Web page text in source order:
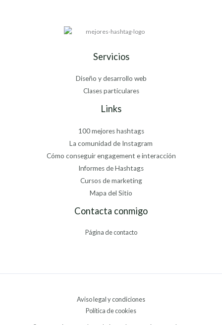
Servicios
Diseño y desarrollo web
Clases particulares
Links
100 mejores hashtags
La comunidad de Instagram
Cómo conseguir engagement e interacción
Informes de Hashtags
Cursos de marketing
Mapa del Sitio
Contacta conmigo
Página de contacto
Aviso legal y condiciones
Política de cookies